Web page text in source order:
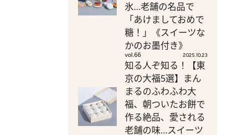
氷…老舗の名品で
「あけましておめで
糖！」《スイーツな
かのお墨付き》
vol.66 2025.10.23
知る人ぞ知る！【東
京の大福5選】まん
まるのふわふわ大
福、朝ついたお餅で
作る絶品、愛される
老舗の味…スイーツ